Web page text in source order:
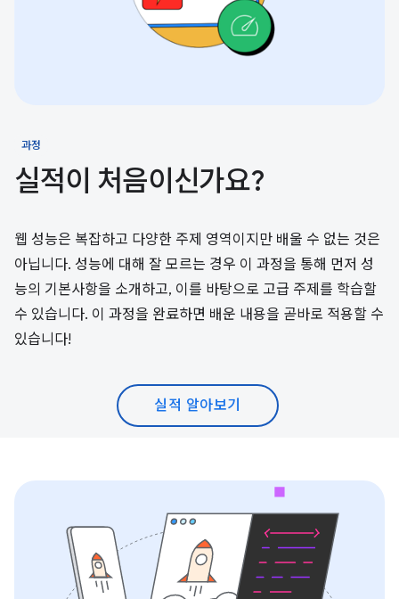
과정
실적이 처음이신가요?
웹 성능은 복잡하고 다양한 주제 영역이지만 배울 수 없는 것은
아닙니다. 성능에 대해 잘 모르는 경우 이 과정을 통해 먼저 성
능의 기본사항을 소개하고, 이를 바탕으로 고급 주제를 학습할
수 있습니다. 이 과정을 완료하면 배운 내용을 곧바로 적용할 수
있습니다!
실적 알아보기